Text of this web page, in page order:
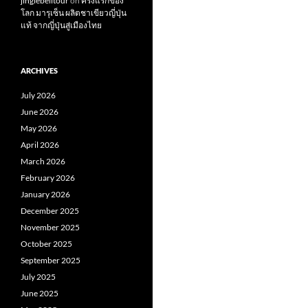
โลก มารุเซ็น ผลิตชาเขียวญี่ปุ่น
แท้ จากญี่ปุ่นสู่เมืองไทย
ARCHIVES
July 2026
June 2026
May 2026
April 2026
March 2026
February 2026
January 2026
December 2025
November 2025
October 2025
September 2025
July 2025
June 2025